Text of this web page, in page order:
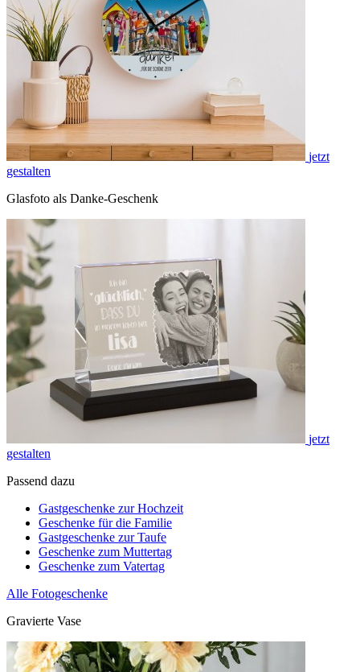
jetzt
gestalten
Glasfoto als Danke-Geschenk
jetzt
gestalten
Passend dazu
Gastgeschenke zur Hochzeit
Geschenke für die Familie
Gastgeschenke zur Taufe
Geschenke zum Muttertag
Geschenke zum Vatertag
Alle Fotogeschenke
Gravierte Vase